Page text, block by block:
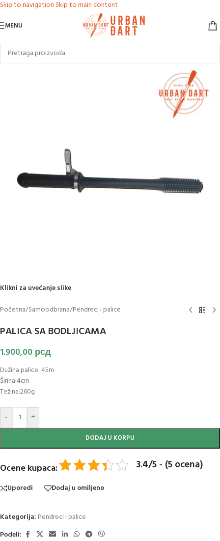
Skip to navigation Skip to main content
MENU
Klikni za uvećanje slike
Početna/Samoodbrana/Pendreci i palice
PALICA SA BODLJICAMA
1.900,00 рсд
Dužina palice: 45m
Širina:4cm
Težina:260g
- +
DODAJ U KORPU
Ocene kupaca: 3.4/5 - (5 ocena)
Uporedi Dodaj u omiljeno
Kategorija: Pendreci i palice
Podeli: